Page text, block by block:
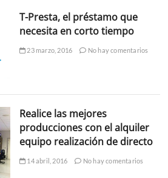
T-Presta, el préstamo que
necesita en corto tiempo
23 marzo, 2016 No hay comentarios
Realice las mejores
producciones con el alquiler
equipo realización de directo
14 abril, 2016 No hay comentarios